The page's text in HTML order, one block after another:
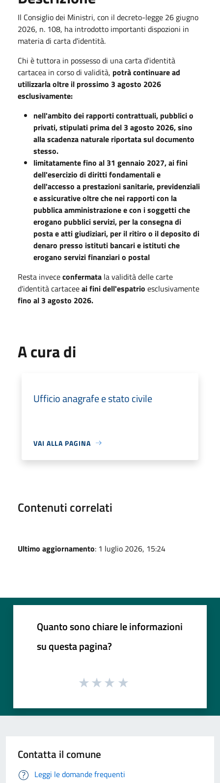
Il Consiglio dei Ministri, con il decreto-legge 26 giugno
2026, n. 108, ha introdotto importanti dispozioni in
materia di carta d'identità.
Chi è tuttora in possesso di una carta d'identità
cartacea in corso di validità, potrà continuare ad
utilizzarla oltre il prossimo 3 agosto 2026
esclusivamente:
nell'ambito dei rapporti contrattuali, pubblici o
privati, stipulati prima del 3 agosto 2026, sino
alla scadenza naturale riportata sul documento
stesso.
limitatamente fino al 31 gennaio 2027, ai fini
dell'esercizio di diritti fondamentali e
dell'accesso a prestazioni sanitarie, previdenziali
e assicurative oltre che nei rapporti con la
pubblica amministrazione e con i soggetti che
erogano pubblici servizi, per la consegna di
posta e atti giudiziari, per il ritiro o il deposito di
denaro presso istituti bancari e istituti che
erogano servizi finanziari o postal
Resta invececonfermata la validità delle carte
d'identità cartaceeai fini dell'espatrio esclusivamente
fino al 3 agosto 2026.
A cura di
Ufficio anagrafe e stato civile
VAI ALLA PAGINA
Contenuti correlati
Ultimo aggiornamento: 1 luglio 2026, 15:24
Quanto sono chiare le informazioni
su questa pagina?
Contatta il comune
Leggi le domande frequenti